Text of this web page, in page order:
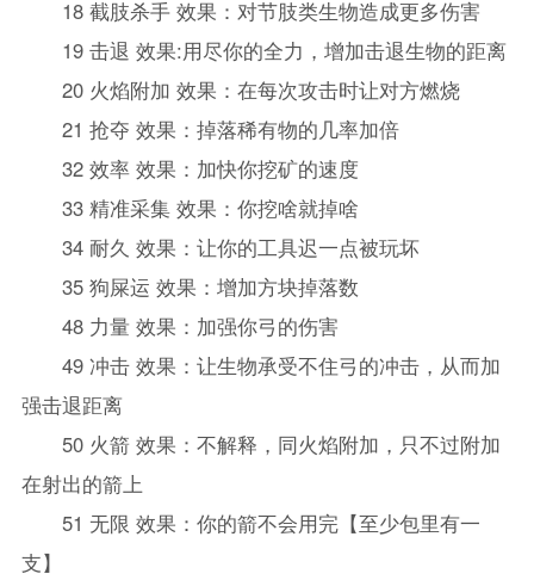
18 截肢杀手 效果：对节肢类生物造成更多伤害
19 击退 效果:用尽你的全力，增加击退生物的距离
20 火焰附加 效果：在每次攻击时让对方燃烧
21 抢夺 效果：掉落稀有物的几率加倍
32 效率 效果：加快你挖矿的速度
33 精准采集 效果：你挖啥就掉啥
34 耐久 效果：让你的工具迟一点被玩坏
35 狗屎运 效果：增加方块掉落数
48 力量 效果：加强你弓的伤害
49 冲击 效果：让生物承受不住弓的冲击，从而加
强击退距离
50 火箭 效果：不解释，同火焰附加，只不过附加
在射出的箭上
51 无限 效果：你的箭不会用完【至少包里有一
支】